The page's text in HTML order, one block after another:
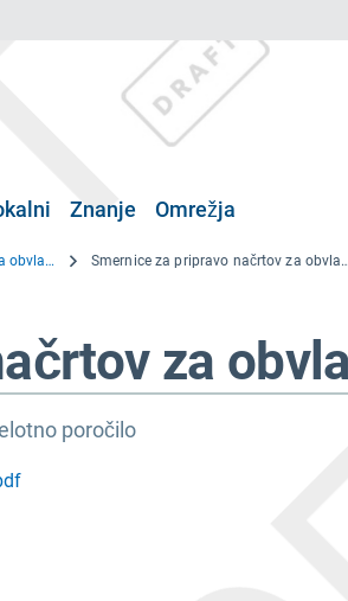
Znanje Omrežja
Smernice za pripravo načrtov za obvladovanje suše Smernice za pripravo načrtov za obvladovanje suše.pdf
za
poročilo